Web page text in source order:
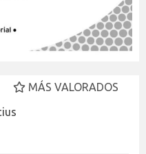
MÁS VALORADOS